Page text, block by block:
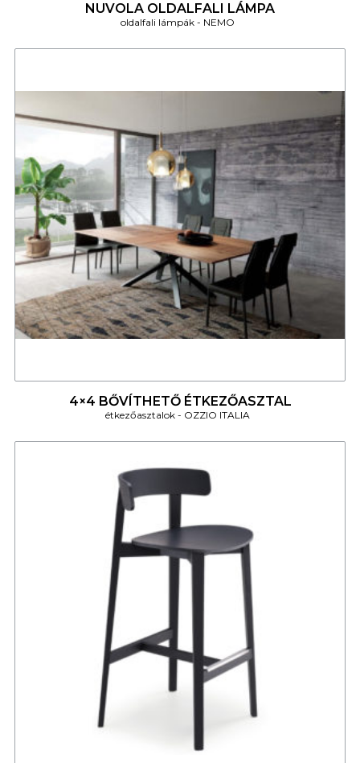
NUVOLA OLDALFALI LÁMPA
oldalfali lámpák NEMO
4×4 BŐVÍTHETŐ ÉTKEZŐASZTAL
étkezőasztalok OZZIO ITALIA